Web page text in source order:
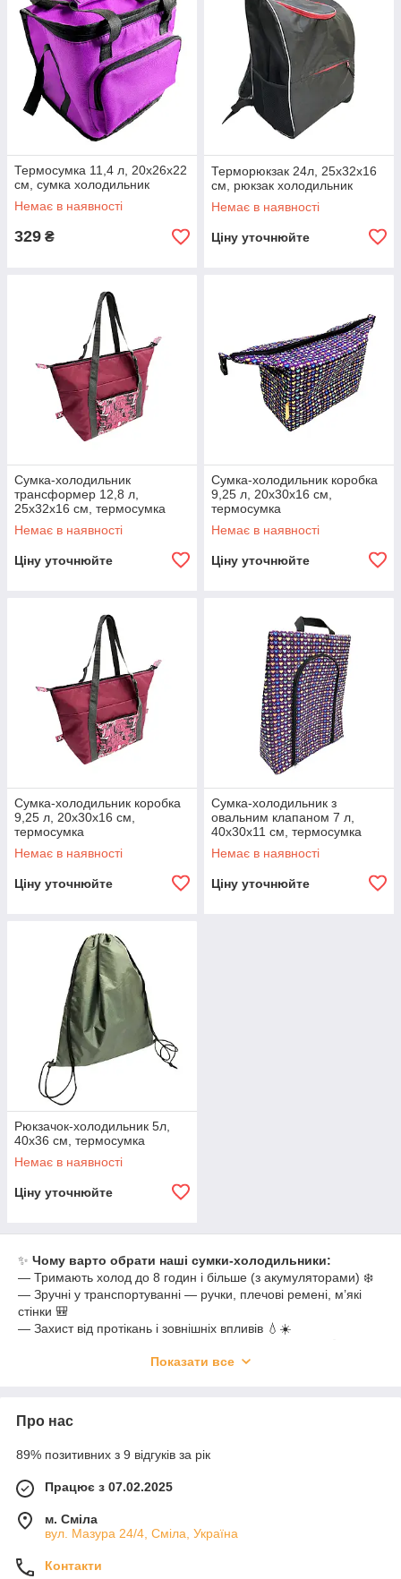
Термосумка 11,4 л, 20x26x22
см, сумка холодильник
Немає в наявності
329 ₴
Терморюкзак 24л, 25x32x16
см, рюкзак холодильник
Немає в наявності
Ціну уточнюйте
Сумка-холодильник
трансформер 12,8 л,
25x32x16 см, термосумка
Немає в наявності
Ціну уточнюйте
Сумка-холодильник коробка
9,25 л, 20x30x16 см,
термосумка
Немає в наявності
Ціну уточнюйте
Сумка-холодильник коробка
9,25 л, 20x30x16 см,
термосумка
Немає в наявності
Ціну уточнюйте
Сумка-холодильник з
овальним клапаном 7 л,
40x30x11 см, термосумка
Немає в наявності
Ціну уточнюйте
Рюкзачок-холодильник 5л,
40x36 см, термосумка
Немає в наявності
Ціну уточнюйте
✨ Чому варто обрати наші сумки-холодильники:
— Тримають холод до 8 годин і більше (з акумуляторами) ❄️
— Зручні у транспортуванні — ручки, плечові ремені, м’які
стінки 🎒
— Захист від протікань і зовнішніх впливів 💧☀️
— Економія — можна не купувати лід або одноразові
якісні сумки-холодильники
холодильник!
🛒 Замовляйте — і беріть із собою холодок у будь-яку спеку!
Показати все
Про нас
89% позитивних з 9 відгуків за рік
Працює з 07.02.2025
м. Сміла
вул. Мазура 24/4, Сміла, Україна
Контакти